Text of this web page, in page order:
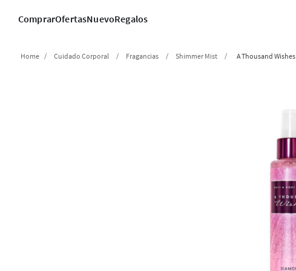
ComprarOfertasNuevoRegalos
Cuidado Corporal Fragancias Shimmer Mist A Thousand Wishes